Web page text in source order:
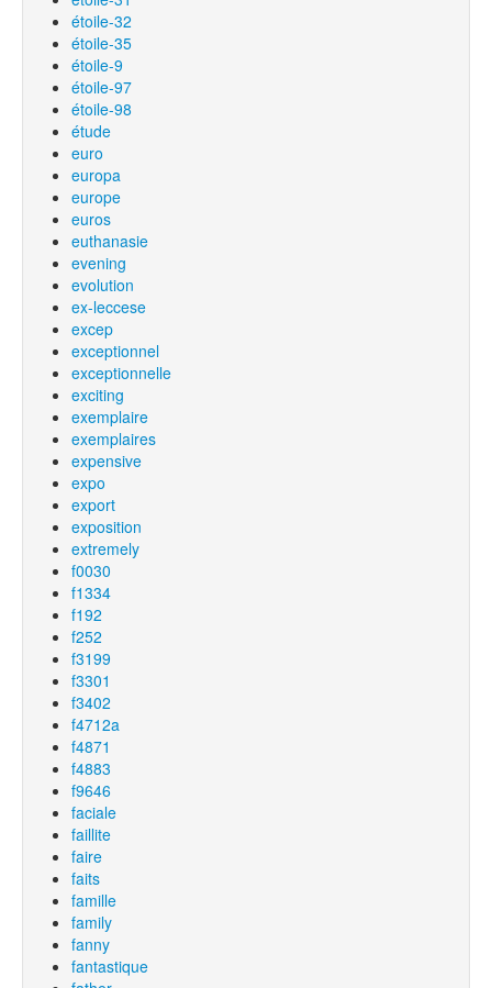
étoile-32
étoile-35
étoile-9
étoile-97
étoile-98
étude
euro
europa
europe
euros
euthanasie
evening
evolution
ex-leccese
excep
exceptionnel
exceptionnelle
exciting
exemplaire
exemplaires
expensive
expo
export
exposition
extremely
f0030
f1334
f192
f252
f3199
f3301
f3402
f4712a
f4871
f4883
f9646
faciale
faillite
faire
faits
famille
family
fanny
fantastique